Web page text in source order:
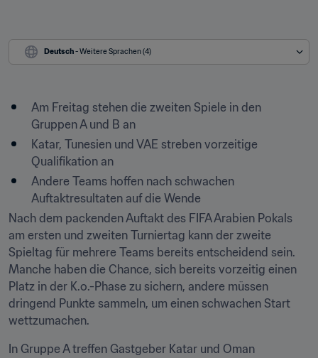
Deutsch - Weitere Sprachen (4)
Am Freitag stehen die zweiten Spiele in den
Gruppen A und B an
Katar, Tunesien und VAE streben vorzeitige
Qualifikation an
Andere Teams hoffen nach schwachen
Auftaktresultaten auf die Wende
Nach dem packenden Auftakt des FIFA Arabien Pokals
am ersten und zweiten Turniertag kann der zweite
Spieltag für mehrere Teams bereits entscheidend sein.
Manche haben die Chance, sich bereits vorzeitig einen
Platz in der K.o.-Phase zu sichern, andere müssen
dringend Punkte sammeln, um einen schwachen Start
wettzumachen.
In Gruppe A treffen Gastgeber Katar und Oman